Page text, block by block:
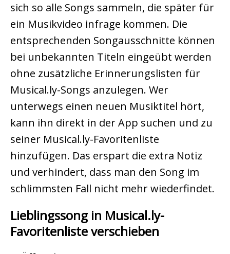
sich so alle Songs sammeln, die später für
ein Musikvideo infrage kommen. Die
entsprechenden Songausschnitte können
bei unbekannten Titeln eingeübt werden
ohne zusätzliche Erinnerungslisten für
Musical.ly-Songs anzulegen. Wer
unterwegs einen neuen Musiktitel hört,
kann ihn direkt in der App suchen und zu
seiner Musical.ly-Favoritenliste
hinzufügen. Das erspart die extra Notiz
und verhindert, dass man den Song im
schlimmsten Fall nicht mehr wiederfindet.
Lieblingssong in Musical.ly-
Favoritenliste verschieben